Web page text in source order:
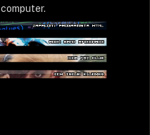
computer.